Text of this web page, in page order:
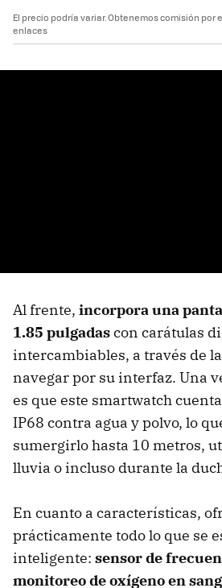
El precio podría variar. Obtenemos comisión por
enlaces
Al frente, incorpora una
1.85 pulgadascon carátulas
intercambiables, a través de
navegar por su interfaz. Una
es que este smartwatch
IP68 contra agua y polvo, lo
sumergirlo hasta 10 metros,
lluvia o incluso durante la
En cuanto a características,
prácticamente todo lo que se
inteligente: sensor de
monitoreo de oxígeno en